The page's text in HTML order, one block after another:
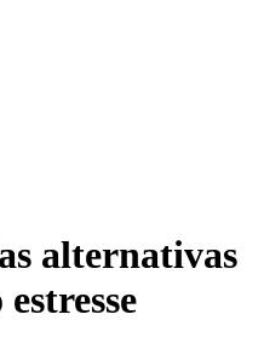
alternativas